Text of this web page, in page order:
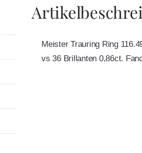
Meister Trauring Ring
vs 36 Brillanten 0,86ct.